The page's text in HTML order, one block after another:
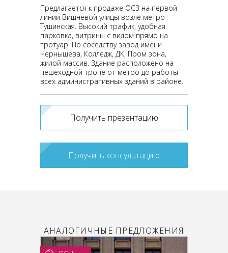
Предлагается к продаже ОСЗ на первой
линии Вишневой улицы возле метро
Тушинская. Высокий трафик, удобная
парковка, витрины с видом прямо на
тротуар. По соседству завод имени
Чернышева, Колледж, ДК, Пром зона,
жилой массив. Здание расположено на
пешеходной тропе от метро до работы
всех административных зданий в районе.
Получить презентацию
Получить консультацию
АНАЛОГИЧНЫЕ ПРЕДЛОЖЕНИЯ